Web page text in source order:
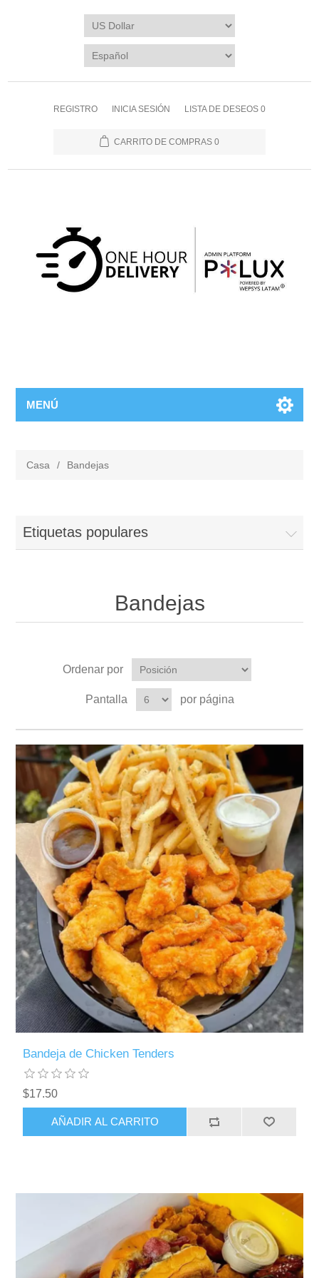
REGISTRO INICIA SESIÓN LISTA DE DESEOS 0
CARRITO DE COMPRAS 0
MENÚ
Casa / Bandejas
Etiquetas populares
Bandejas
Ordenar por
Pantalla por página
Bandeja de Chicken Tenders
$17.50